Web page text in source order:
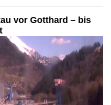
vor Gotthard – bis